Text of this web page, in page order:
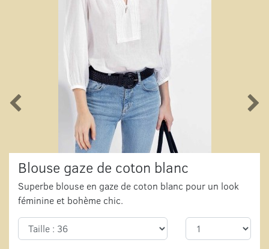
Blouse gaze de coton blanc
Superbe blouse en gaze de coton blanc pour un look
féminine et bohème chic.